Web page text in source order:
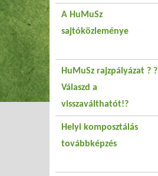
A HuMuSz
sajtóközleménye
HuMuSz rajzpályázat ? ?
Válaszd a
visszaválthatót!?
Helyi komposztálás
továbbképzés